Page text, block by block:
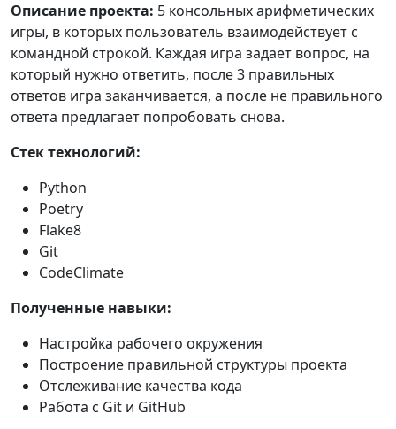
Описание проекта: 5 консольных арифметических
игры, в которых пользователь взаимодействует с
командной строкой. Каждая игра задает вопрос, на
который нужно ответить, после 3 правильных
ответов игра заканчивается, а после не правильного
ответа предлагает попробовать снова.
Стек технологий:
Python
Poetry
Flake8
Git
CodeClimate
Полученные навыки:
Настройка рабочего окружения
Построение правильной структуры проекта
Отслеживание качества кода
Работа с Git и GitHub